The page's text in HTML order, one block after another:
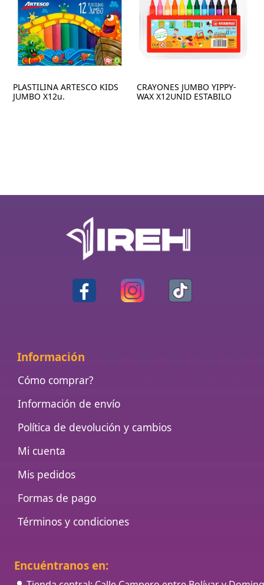
PLASTILINA ARTESCO KIDS
JUMBO X12u.
CRAYONES JUMBO YIPPY-
WAX X12UNID ESTABILO
Información
Cómo comprar?
Información de envío
Política de devolución y cambios
Mi cuenta
Mis pedidos
Formas de pago
Términos y condiciones
Encuéntranos en: